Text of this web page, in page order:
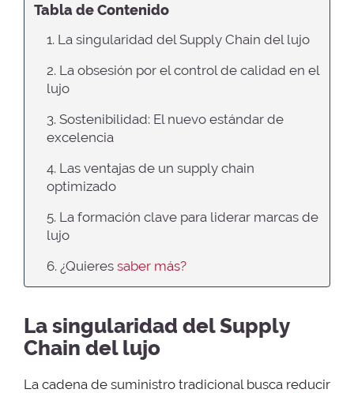
Tabla de Contenido
1. La singularidad del Supply Chain del lujo
2. La obsesión por el control de calidad en el
lujo
3. Sostenibilidad: El nuevo estándar de
excelencia
4. Las ventajas de un supply chain
optimizado
5. La formación clave para liderar marcas de
lujo
6. ¿Quieres saber más?
La singularidad del Supply
Chain del lujo
La cadena de suministro tradicional busca reducir